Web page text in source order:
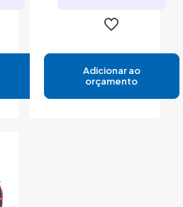
Adicionar ao
orçamento